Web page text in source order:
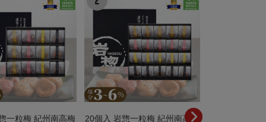
一粒梅 紀州南高梅 600g なちゅら しそ漬味 紀州